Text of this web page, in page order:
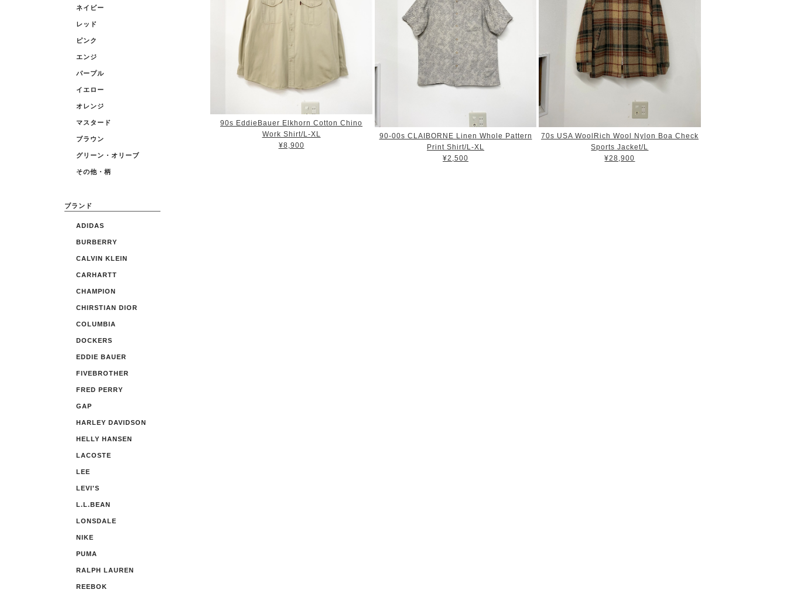
ネイビー
レッド
ピンク
エンジ
パープル
イエロー
オレンジ
マスタード
ブラウン
グリーン・オリーブ
その他・柄
ブランド
ADIDAS
BURBERRY
CALVIN KLEIN
CARHARTT
CHAMPION
CHIRSTIAN DIOR
COLUMBIA
DOCKERS
EDDIE BAUER
FIVEBROTHER
FRED PERRY
GAP
HARLEY DAVIDSON
HELLY HANSEN
LACOSTE
LEE
LEVI'S
L.L.BEAN
LONSDALE
NIKE
PUMA
RALPH LAUREN
REEBOK
90s EddieBauer Elkhorn Cotton Chino
Work Shirt/L-XL
¥8,900
90-00s CLAIBORNE Linen Whole Pattern
Print Shirt/L-XL
¥2,500
70s USA WoolRich Wool Nylon Boa Check
Sports Jacket/L
¥28,900